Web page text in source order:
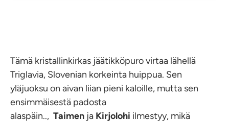
Tämä kristallinkirkas jäätikköpuro virtaa lähellä
Triglavia, Slovenian korkeinta huippua. Sen
yläjuoksu on aivan liian pieni kaloille, mutta sen
ensimmäisestä padosta
alaspäin.., Taimen ja Kirjolohi ilmestyy, mikä